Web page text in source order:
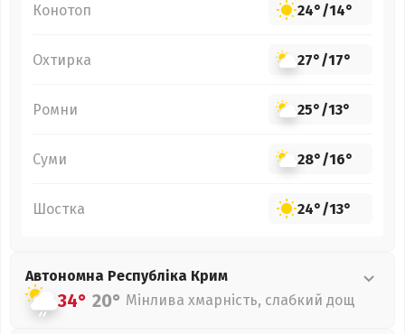
Конотоп 24°/14°
Охтирка 27°/17°
Ромни 25°/13°
Суми 28°/16°
Шостка 24°/13°
Автономна Республіка Крим
34° 20° Мінлива хмарність, слабкий дощ